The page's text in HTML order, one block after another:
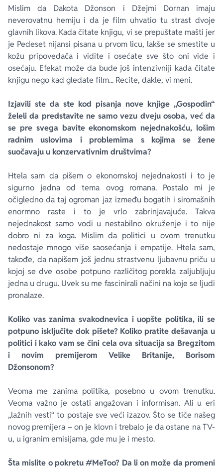
Mislim da Dakota Džonson i Džejmi Dornan imaju
neverovatnu hemiju i da je film uhvatio tu strast dvoje
glavnih likova. Kada čitate knjigu, vi se prepuštate mašti jer
je Pedeset nijansi pisana u prvom licu, lakše se smestite u
kožu pripovedača i vidite i osećate sve što oni vide i
osećaju. Efekat može da bude još intenzivniji kada čitate
knjigu nego kad gledate film... Recite, dakle, vi meni.
Izjavili ste da ste kod pisanja nove knjige „Gospodin“
želeli da predstavite ne samo vezu dveju osoba, već da
se pre svega bavite ekonomskom nejednakošću, lošim
radnim uslovima i problemima s kojima se žene
suočavaju u konzervativnim društvima?
Htela sam da pišem o ekonomskoj nejednakosti i to je
sigurno jedna od tema ovog romana. Postalo mi je
očigledno da taj ogroman jaz između bogatih i siromašnih
enormno raste i to je vrlo zabrinjavajuće. Takva
nejednakost samo vodi u nestabilno okruženje i to nije
dobro ni za koga. Mislim da politici u ovom trenutku
nedostaje mnogo više saosećanja i empatije. Htela sam,
takođe, da napišem još jednu strastvenu ljubavnu priču u
kojoj se dve osobe potpuno različitog porekla zaljubljuju
jedna u drugu. Uvek su me fascinirali načini na koje se ljudi
pronalaze.
Koliko vas zanima svakodnevica i uopšte politika, ili se
potpuno isključite dok pišete? Koliko pratite dešavanja u
politici i kako vam se čini cela ova situacija sa Bregzitom
i novim premijerom Velike Britanije, Borisom
Džonsonom?
Veoma me zanima politika, posebno u ovom trenutku.
Veoma važno je ostati angažovan i informisan. Ali u eri
„lažnih vesti“ to postaje sve veći izazov. Što se tiče našeg
novog premijera – on je klovn i trebalo je da ostane na TV-
u, u igranim emisijama, gde mu je i mesto.
Šta mislite o pokretu #MeToo? Da li on može da promeni